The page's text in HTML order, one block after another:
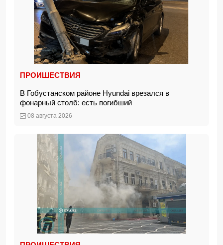
ПРОИШЕСТВИЯ
В Гобустанском районе Hyundai врезался в
фонарный столб: есть погибший
08 августа 2026